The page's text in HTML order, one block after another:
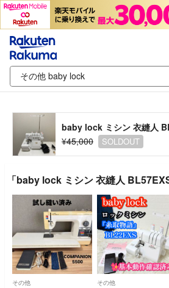
baby lock ミシン 衣縫人
¥45,000
SOLDOUT
「baby lock ミシン 衣縫人
その他 その他